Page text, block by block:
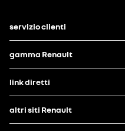
servizio clienti
gamma Renault
link diretti
altri siti Renault